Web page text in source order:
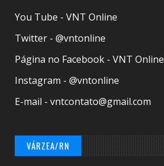
You Tube - VNT Online
Twitter - @vntonline
Página no Facebook - VNT Online
Instagram - @vntonline
E-mail - vntcontato@gmail.com
VÁRZEA/RN